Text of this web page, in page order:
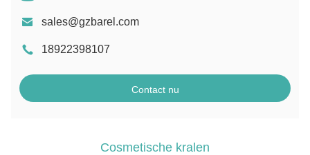
sales@gzbarel.com
18922398107
Contact nu
Cosmetische kralen